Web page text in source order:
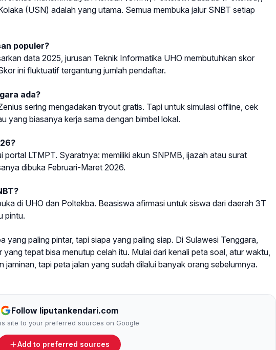
(USN) adalah yang utama. Semua membuka jalur SNBT setiap
populer?
data 2025, jurusan Teknik Informatika UHO membutuhkan skor
ini fluktuatif tergantung jumlah pendaftar.
ada?
sering mengadakan tryout gratis. Tapi untuk simulasi offline, cek
yang biasanya kerja sama dengan bimbel lokal.
portal LTMPT. Syaratnya: memiliki akun SNPMB, ijazah atau surat
dibuka Februari-Maret 2026.
di UHO dan Poltekba. Beasiswa afirmasi untuk siswa dari daerah 3T
pintu.
paling pintar, tapi siapa yang paling siap. Di Sulawesi Tenggara,
tepat bisa menutup celah itu. Mulai dari kenali peta soal, atur waktu,
jaminan, tapi peta jalan yang sudah dilalui banyak orang sebelumnya.
Follow liputankendari.com
site to your preferred sources on Google
Add to preferred sources